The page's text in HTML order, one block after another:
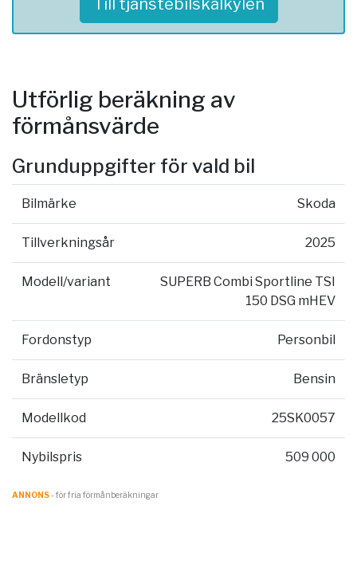
Till tjänstebilskalkylen
Utförlig beräkning av
förmånsvärde
Grunduppgifter för vald bil
Bilmärke Skoda
Tillverkningsår 2025
Modell/variant
SUPERB Combi Sportline TSI
150 DSG mHEV
Fordonstyp Personbil
Bränsletyp Bensin
Modellkod 25SK0057
Nybilspris 509 000
ANNONS- för fria förmånberäkningar